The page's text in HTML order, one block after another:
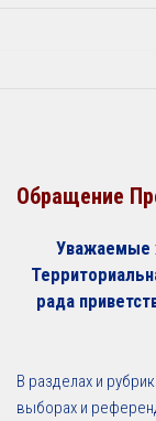
Обращение
Уважаемые
рада
В разделах и
выборах и